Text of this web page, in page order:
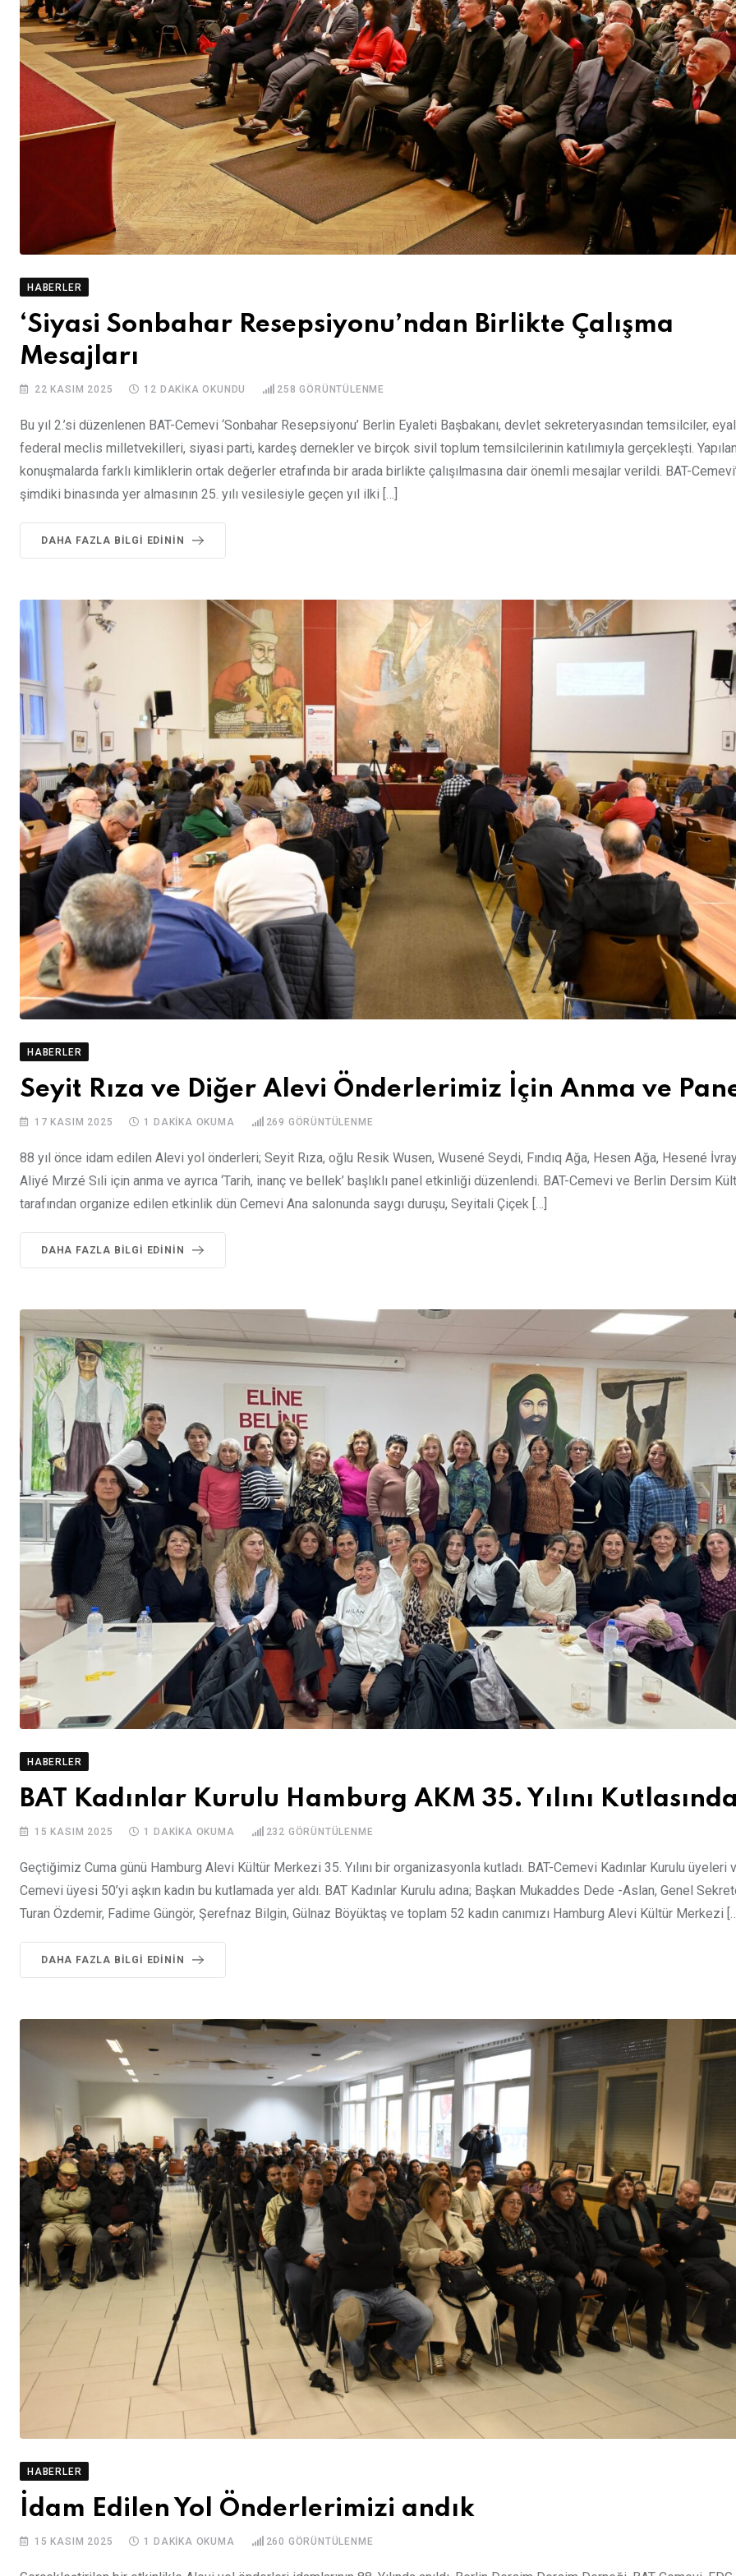
HABERLER
‘Siyasi Sonbahar Resepsiyonu’ndan Birlikte Çalışma
Mesajları
22 KASIM 2025 12 DAKIKA OKUNDU 258 GÖRÜNTÜLENME
Bu yıl 2.’si düzenlenen BAT-Cemevi ‘Sonbahar Resepsiyonu’ Berlin Eyaleti Başbakanı, devlet sekreteryasından temsilciler,
federal meclis milletvekilleri, siyasi parti, kardeş dernekler ve birçok sivil toplum temsilcilerinin katılımıyla gerçekleşti.
konuşmalarda farklı kimliklerin ortak değerler etrafında bir arada birlikte çalışılmasına dair önemli mesajlar verildi. BAT-
şimdiki binasında yer almasının 25. yılı vesilesiyle geçen yıl ilki […]
DAHA FAZLA BILGI EDININ
HABERLER
Seyit Rıza ve Diğer Alevi Önderlerimiz İçin Anma ve
17 KASIM 2025 1 DAKIKA OKUMA 269 GÖRÜNTÜLENME
88 yıl önce idam edilen Alevi yol önderleri; Seyit Rıza, oğlu Resik Wusen, Wusené Seydi, Fındıq Ağa, Hesen Ağa, Hesené
Aliyé Mırzé Sıli için anma ve ayrıca ‘Tarih, inanç ve bellek’ başlıklı panel etkinliği düzenlendi. BAT-Cemevi ve Berlin Dersim
tarafından organize edilen etkinlik dün Cemevi Ana salonunda saygı duruşu, Seyitali Çiçek […]
DAHA FAZLA BILGI EDININ
HABERLER
BAT Kadınlar Kurulu Hamburg AKM 35. Yılını
15 KASIM 2025 1 DAKIKA OKUMA 232 GÖRÜNTÜLENME
Geçtiğimiz Cuma günü Hamburg Alevi Kültür Merkezi 35. Yılını bir organizasyonla kutladı. BAT-Cemevi Kadınlar Kurulu üyeleri
Cemevi üyesi 50’yi aşkın kadın bu kutlamada yer aldı. BAT Kadınlar Kurulu adına; Başkan Mukaddes Dede -Aslan, Genel
Turan Özdemir, Fadime Güngör, Şerefnaz Bilgin, Gülnaz Böyüktaş ve toplam 52 kadın canımızı Hamburg Alevi Kültür Merkezi
DAHA FAZLA BILGI EDININ
HABERLER
İdam Edilen Yol Önderlerimizi andık
15 KASIM 2025 1 DAKIKA OKUMA 260 GÖRÜNTÜLENME